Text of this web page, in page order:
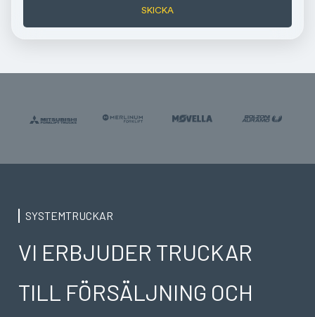
SKICKA
SYSTEMTRUCKAR
VI ERBJUDER TRUCKAR
TILL FÖRSÄLJNING OCH